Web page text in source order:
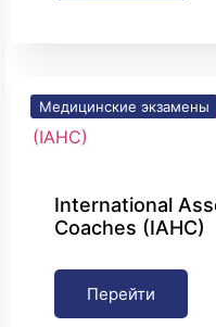
Медицинские экзамены
International
Coaches (IAHC)
Перейти